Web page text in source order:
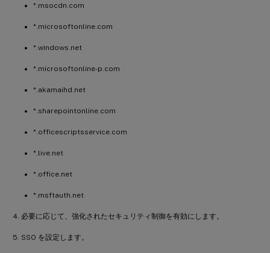
*.msocdn.com
*.microsoftonline.com
*.windows.net
*.microsoftonline-p.com
*.akamaihd.net
*.sharepointonline.com
*.officescriptsservice.com
*.live.net
*.office.net
*.msftauth.net
必要に応じて、強化されたセキュリティ制御を有効にします。
SSO を設定します。